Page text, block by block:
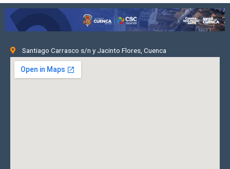
Santiago Carrasco s/n y Jacinto Flores, Cuenca